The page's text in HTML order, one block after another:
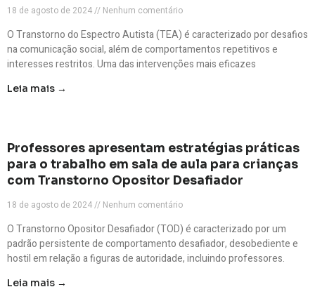
18 de agosto de 2024 Nenhum comentário
O Transtorno do Espectro Autista (TEA) é caracterizado por desafios
na comunicação social, além de comportamentos repetitivos e
interesses restritos. Uma das intervenções mais eficazes
Leia mais →
Professores apresentam estratégias práticas
para o trabalho em sala de aula para crianças
com Transtorno Opositor Desafiador
18 de agosto de 2024 Nenhum comentário
O Transtorno Opositor Desafiador (TOD) é caracterizado por um
padrão persistente de comportamento desafiador, desobediente e
hostil em relação a figuras de autoridade, incluindo professores.
Leia mais →